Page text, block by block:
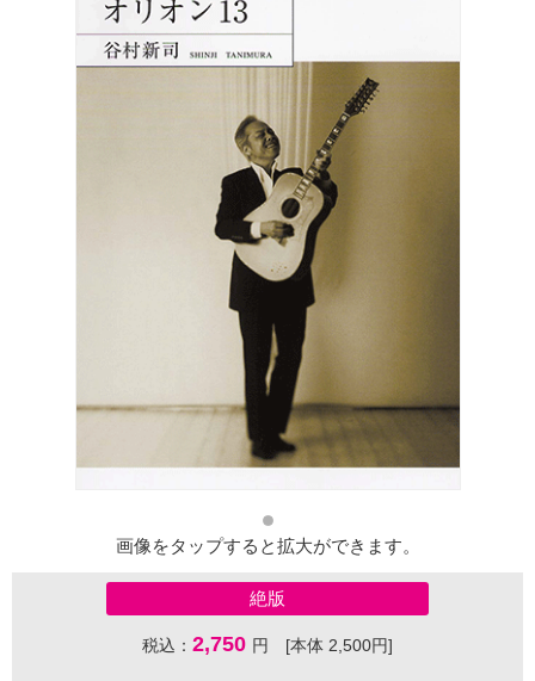
画像をタップすると拡大ができます。
絶版
税込： 2,750 円 [本体 2,500円]